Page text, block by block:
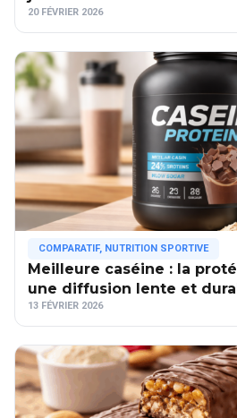
20 FÉVRIER 2026
COMPARATIF, NUTRITION SPORTIVE
Meilleure caséine : la
une diffusion lente et
13 FÉVRIER 2026